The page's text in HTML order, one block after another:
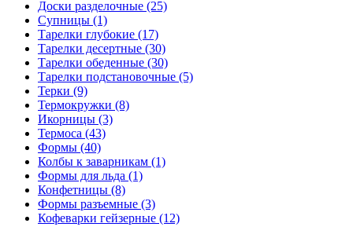
Доски разделочные (25)
Супницы (1)
Тарелки глубокие (17)
Тарелки десертные (30)
Тарелки обеденные (30)
Тарелки подстановочные (5)
Терки (9)
Термокружки (8)
Икорницы (3)
Термоса (43)
Формы (40)
Колбы к заварникам (1)
Формы для льда (1)
Конфетницы (8)
Формы разъемные (3)
Кофеварки гейзерные (12)